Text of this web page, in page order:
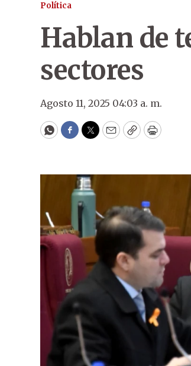
Política
Hablan de
sectores
Agosto 11, 2025 04:03 a. m.
WhatsApp
Facebook
Twitter
EmailCopyPrint